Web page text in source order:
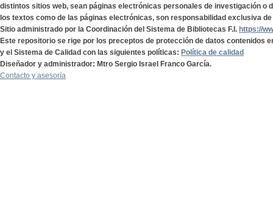
distintos sitios web, sean páginas electrónicas personales de investigación o
los textos como de las páginas electrónicas, son responsabilidad exclusiva
Sitio administrado por la Coordinación del Sistema de Bibliotecas F.I. https://
Este repositorio se rige por los preceptos de protección de datos contenidos
y el Sistema de Calidad con las siguientes políticas: Política de calidad
Diseñador y administrador: Mtro Sergio Israel Franco García.
Contacto y asesoría